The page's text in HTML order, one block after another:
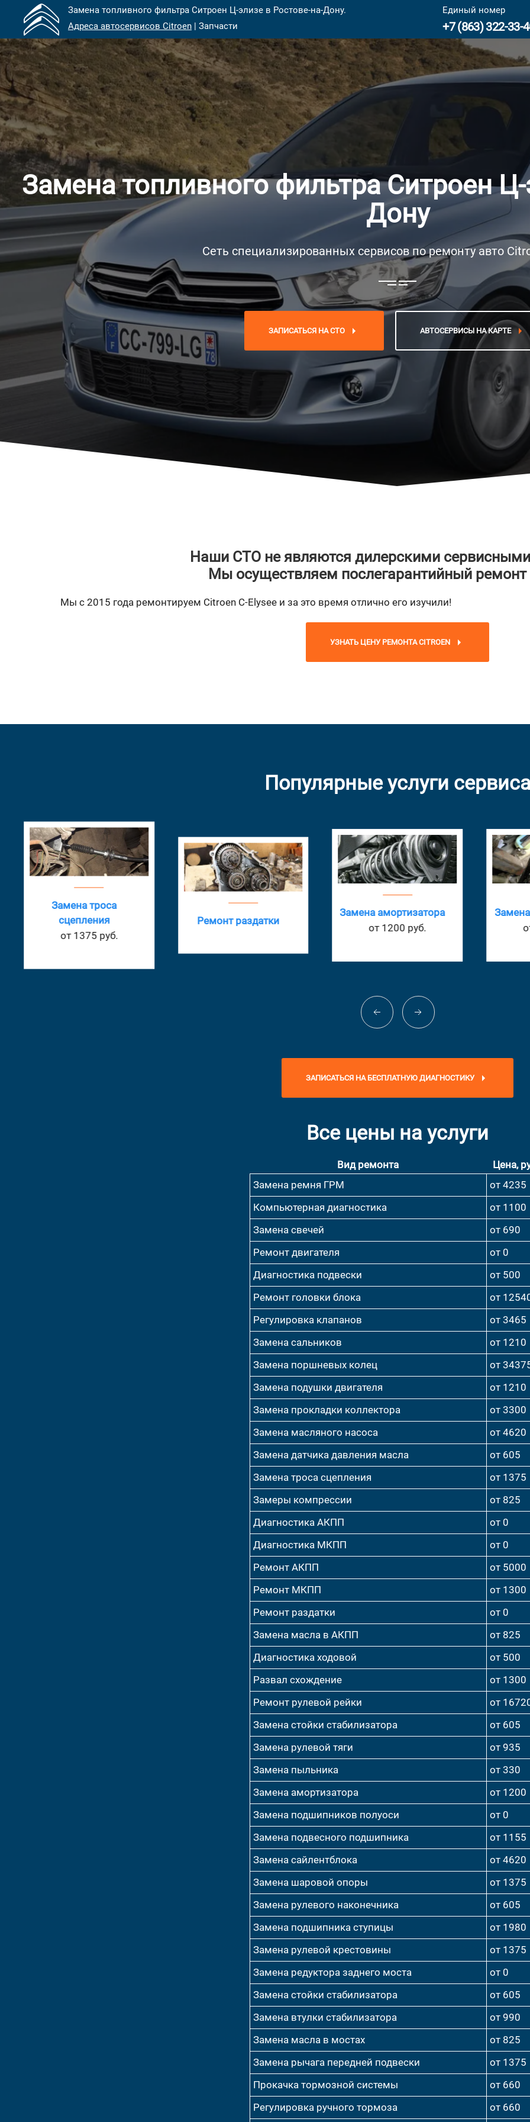
Замена топливного фильтра Ситроен Ц-элизе в Ростове-на-Дону.
Адреса автосервисов Citroen | Запчасти
Единый номер
+7 (863) 322-33-
Замена топливного фильтра Ситроен
Дону
Сеть специализированных сервисов по ремонту авто
ЗАПИСАТЬСЯ НА СТО АВТОСЕРВИСЫ НА КАРТЕ
Наши СТО не являются дилерскими
Мы осуществляем послегарантийный ремонт
Мы с 2015 года ремонтируем Citroen C-Elysee и за это время отлично его изучили!
УЗНАТЬ ЦЕНУ РЕМОНТА CITROEN
Популярные услуги
Замена троса
сцепления
от 1375 руб.
Ремонт раздатки
Замена амортизатора
от 1200 руб.
ЗАПИСАТЬСЯ НА БЕСПЛАТНУЮ ДИАГНОСТИКУ
Все цены на услуги
Вид ремонта
Цена,
Замена ремня ГРМ
от 4235
Компьютерная диагностика
от 1100
Замена свечей
от 690
Ремонт двигателя
от 0
Диагностика подвески
от 500
Ремонт головки блока
от
Регулировка клапанов
от 3465
Замена сальников
от 1210
Замена поршневых колец
от
Замена подушки двигателя
от 1210
Замена прокладки коллектора
от 3300
Замена масляного насоса
от 4620
Замена датчика давления масла
от 605
Замена троса сцепления
от 1375
Замеры компрессии
от 825
Диагностика АКПП
от 0
Диагностика МКПП
от 0
Ремонт АКПП
от 5000
Ремонт МКПП
от 1300
Ремонт раздатки
от 0
Замена масла в АКПП
от 825
Диагностика ходовой
от 500
Развал схождение
от 1300
Ремонт рулевой рейки
от
Замена стойки стабилизатора
от 605
Замена рулевой тяги
от 935
Замена пыльника
от 330
Замена амортизатора
от 1200
Замена подшипников полуоси
от 0
Замена подвесного подшипника
от 1155
Замена сайлентблока
от 4620
Замена шаровой опоры
от 1375
Замена рулевого наконечника
от 605
Замена подшипника ступицы
от 1980
Замена рулевой крестовины
от 1375
Замена редуктора заднего моста
от 0
Замена стойки стабилизатора
от 605
Замена втулки стабилизатора
от 990
Замена масла в мостах
от 825
Замена рычага передней подвески
от 1375
Прокачка тормозной системы
от 660
Регулировка ручного тормоза
от 660